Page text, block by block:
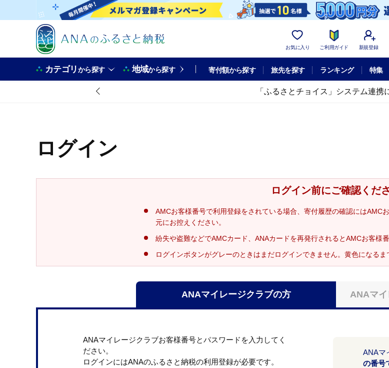
お気に入り ご利用ガイド 新規登録
カテゴリから探す 地域から探す 寄付額から探す 旅先を探す ランキング 特集
「ふるさとチョイス」システム連携
ログイン
ログイン前にご確認くだ
AMCお客様番号で利用登録をされている場合、寄付履歴の確認にはAMC
元にお控えください。
紛失や盗難などでAMCカード、ANAカードを再発行されるとAMCお客様
ログインボタンがグレーのときはまだログインできません。黄色になるま
ANAマイレージクラブの方 ANAマ
ANAマイレージクラブお客様番号とパスワードを入力してく
ださい。
ログインにはANAのふるさと納税の利用登録が必要です。
ANAマ
の番号